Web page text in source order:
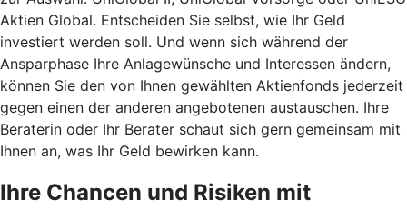
Aktien Global. Entscheiden Sie selbst, wie Ihr Geld
investiert werden soll. Und wenn sich während der
Ansparphase Ihre Anlagewünsche und Interessen ändern,
können Sie den von Ihnen gewählten Aktienfonds jederzeit
gegen einen der anderen angebotenen austauschen. Ihre
Beraterin oder Ihr Berater schaut sich gern gemeinsam mit
Ihnen an, was Ihr Geld bewirken kann.
Ihre Chancen und Risiken mit